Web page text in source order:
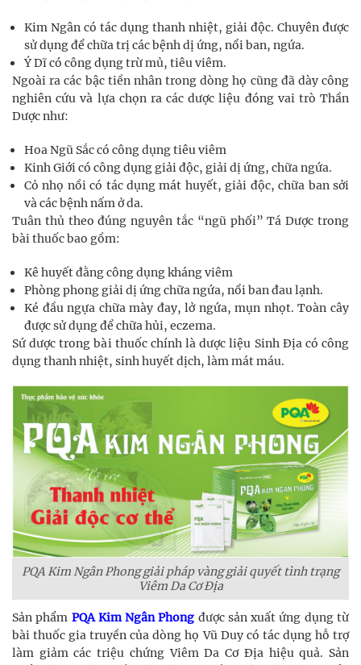
Kim Ngân có tác dụng thanh nhiệt, giải độc. Chuyên được
sử dụng để chữa trị các bệnh dị ứng, nổi ban, ngứa.
Ý Dĩ có công dụng trừ mủ, tiêu viêm.
Ngoài ra các bậc tiền nhân trong dòng họ cũng đã dày công
nghiên cứu và lựa chọn ra các dược liệu đóng vai trò Thần
Dược như:
Hoa Ngũ Sắc có công dụng tiêu viêm
Kinh Giới có công dụng giải độc, giải dị ứng, chữa ngứa.
Cỏ nhọ nồi có tác dụng mát huyết, giải độc, chữa ban sởi
và các bệnh nấm ở da.
Tuân thủ theo đúng nguyên tắc “ngũ phối” Tá Dược trong
bài thuốc bao gồm:
Kê huyết đằng công dụng kháng viêm
Phòng phong giải dị ứng chữa ngứa, nổi ban đau lạnh.
Ké đầu ngựa chữa mày đay, lở ngứa, mụn nhọt. Toàn cây
được sử dụng để chữa hủi, eczema.
Sứ dược trong bài thuốc chính là dược liệu Sinh Địa có công
dụng thanh nhiệt, sinh huyết dịch, làm mát máu.
PQA Kim Ngân Phong giải pháp vàng giải quyết tình trạng
Viêm Da Cơ Địa
Sản phẩm PQA Kim Ngân Phong được sản xuất ứng dụng từ
bài thuốc gia truyền của dòng họ Vũ Duy có tác dụng hỗ trợ
làm giảm các triệu chứng Viêm Da Cơ Địa hiệu quả. Sản